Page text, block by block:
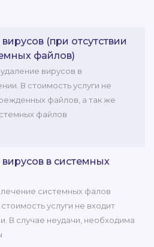
(при отсутствии
файлов)
вирусов в
В стоимость услуги не
файлов, а так же
файлов
в системных
системных фалов
услуги не входит
В случае неудачи, необходима